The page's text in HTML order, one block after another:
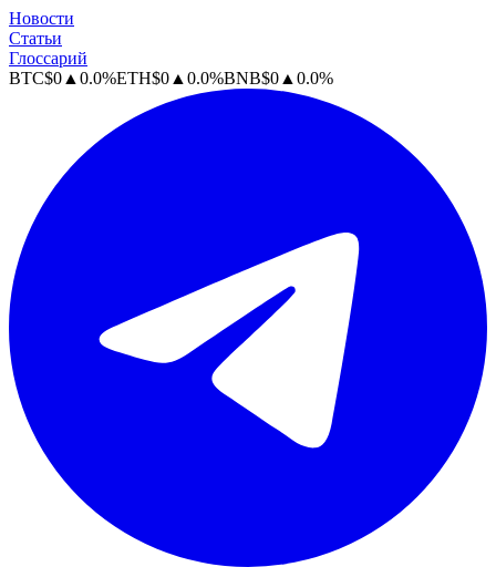
Новости
Статьи
Глоссарий
BTC$0 ▲ 0.0%ETH$0 ▲ 0.0%BNB$0 ▲ 0.0%